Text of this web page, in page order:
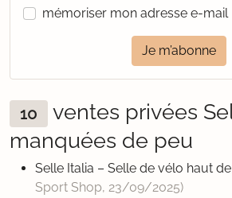
mémoriser mon adresse e-mail
Je m’abonne
10
ventes privées
manquées de peu
Selle Italia – Selle de vélo haut
Sport Shop, 23/09/2025)